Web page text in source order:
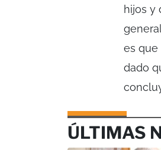
hijos y
es que
dado
ÚLTIMAS